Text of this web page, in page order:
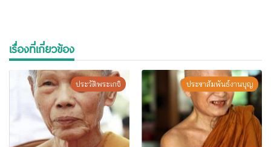
เรื่องที่เกี่ยวข้อง
ประวัติพระเกจิ ประชาสัมพันธ์งานบุญ